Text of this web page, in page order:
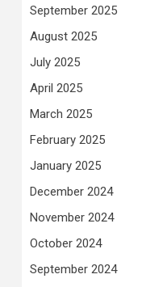
September 2025
August 2025
July 2025
April 2025
March 2025
February 2025
January 2025
December 2024
November 2024
October 2024
September 2024